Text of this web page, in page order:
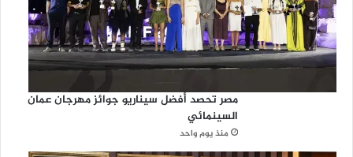
مصر تحصد أفضل سيناريو جوائز مهرجان عمان
السينمائي
منذ يوم واحد